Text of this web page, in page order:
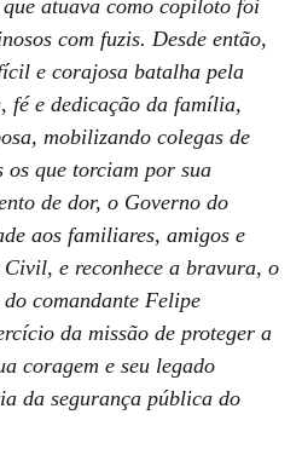
atuava como copiloto foi
com fuzis. Desde então,
e corajosa batalha pela
fé e dedicação da família,
mobilizando colegas de
os que torciam por sua
de dor, o Governo do
aos familiares, amigos e
e reconhece a bravura, o
comandante Felipe
da missão de proteger a
coragem e seu legado
da segurança pública do